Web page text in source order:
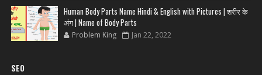
Human Body Parts Name Hindi & English with Pictures | शरीर के
अंग | Name of Body Parts
Problem King Jan 22, 2022
SEO